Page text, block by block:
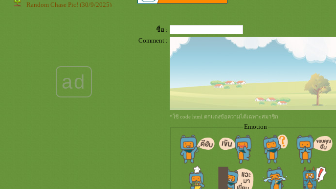
Random Chase Pic! (30/9/2025)
Random Chase Pic! (23/9/2025)
Random Chase Pic! (22/9/2025)
Random Chase Pic! (21/9/2025)
ad
ชื่อ :
Comment :
*ใช้ code html ตกแต่งข้อความได้เฉพาะสมาชิก
Emotion